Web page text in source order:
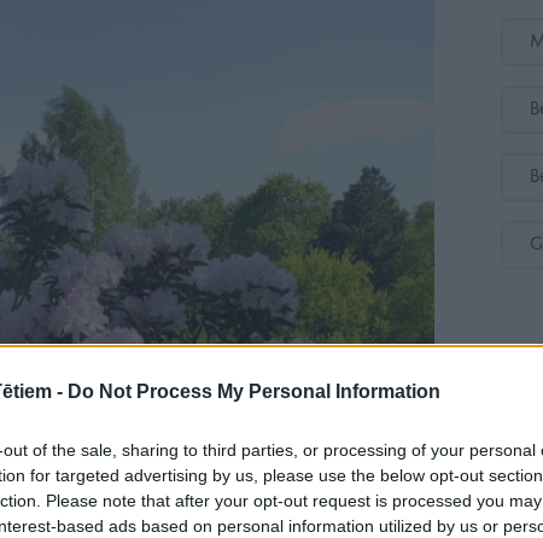
- Do Not Process My Personal Information
of the sale, sharing to third parties, or processing of your personal
for targeted advertising by us, please use the below opt-out
Please note that after your opt-out request is processed you may
based ads based on personal information utilized by us or